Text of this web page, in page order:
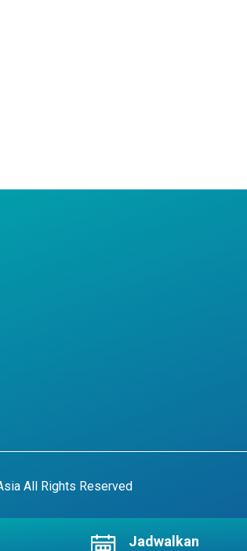
All Rights Reserved
Jadwalkan